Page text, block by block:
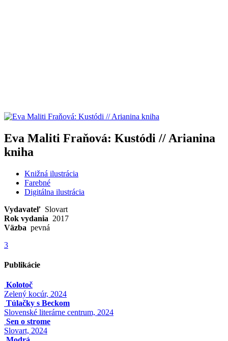
Eva Maliti Fraňová: Kustódi // Arianina
kniha
Knižná ilustrácia
Farebné
Digitálna ilustrácia
Vydavateľ Slovart
Rok vydania 2017
Väzba pevná
3
Publikácie
Kolotoč
Zelený kocúr, 2024
Túlačky s Beckom
Slovenské literárne centrum, 2024
Sen o strome
Slovart, 2024